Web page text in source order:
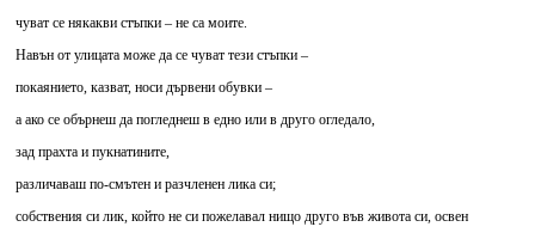
чуват се някакви стъпки – не са моите.
Навън от улицата може да се чуват тези стъпки –
покаянието, казват, носи дървени обувки –
а ако се обърнеш да погледнеш в едно или в друго огледало,
зад прахта и пукнатините,
различаваш по-смътен и разчленен лика си;
собствения си лик, който не си пожелавал нищо друго във живота си, освен